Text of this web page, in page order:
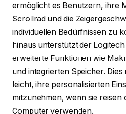
ermöglicht es Benutzern, ihre
Scrollrad und die
individuellen Bedürfnissen zu
hinaus unterstützt der
erweiterte Funktionen wie
und integrierten Speicher.
leicht, ihre personalisierten
mitzunehmen, wenn sie reisen
Computer verwenden.